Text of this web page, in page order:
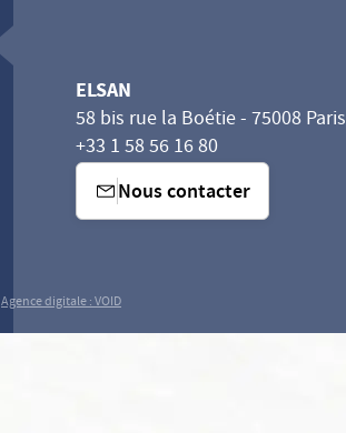
ELSAN
58 bis rue la Boétie - 75008 Paris
+33 1 58 56 16 80
Nous contacter
Agence digitale : VOID